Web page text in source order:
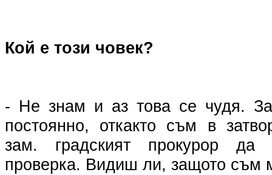
Кой е този човек?
- Не знам и аз това се чудя.
постоянно, откакто съм в
зам. градският прокурор
проверка. Видиш ли, защото съм